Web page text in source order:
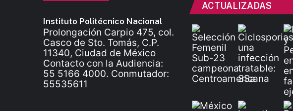
Instituto Politécnico Nacional
Prolongación Carpio 475, col.
Casco de Sto. Tomás, C.P.
11340, Ciudad de México
Contacto con la Audiencia:
55 5166 4000. Conmutador:
55535611
ACTUALIZADAS